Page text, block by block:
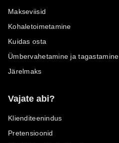
Makseviisid
Kohaletoimetamine
Kuidas osta
Ümbervahetamine ja tagastamine
Järelmaks
Vajate abi?
Klienditeenindus
Pretensioonid